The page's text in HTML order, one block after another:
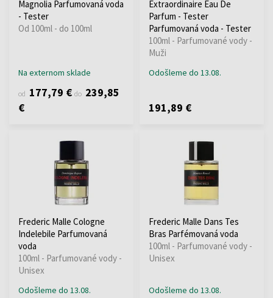
Magnolia Parfumovaná voda
- Tester
Od 100ml - do 100ml
Na externom sklade
od 177,79 € do 239,85
€
Extraordinaire Eau De
Parfum - Tester
Parfumovaná voda - Tester
100ml - Parfumované vody -
Muži
Odošleme do 13.08.
191,89 €
Frederic Malle Cologne
Indelebile Parfumovaná
voda
100ml - Parfumované vody -
Unisex
Odošleme do 13.08.
Frederic Malle Dans Tes
Bras Parfémovaná voda
100ml - Parfumované vody -
Unisex
Odošleme do 13.08.